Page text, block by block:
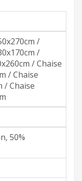
/
/
/ Chaise
/ Chaise
/ Chaise
50%